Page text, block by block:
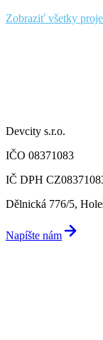
Zobraziť všetky
Devcity s.r.o.
IČO 08371083
IČ DPH
Dělnická 776/5,
Napíšte nám